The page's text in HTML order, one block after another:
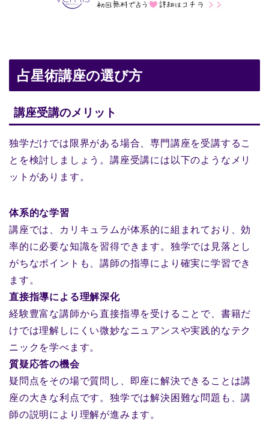
占星術講座の選び方
講座受講のメリット
独学だけでは限界がある場合、専門講座を受講するこ
とを検討しましょう。講座受講には以下のようなメリ
ットがあります。
体系的な学習
講座では、カリキュラムが体系的に組まれており、効
率的に必要な知識を習得できます。独学では見落とし
がちなポイントも、講師の指導により確実に学習でき
ます。
直接指導による理解深化
経験豊富な講師から直接指導を受けることで、書籍だ
けでは理解しにくい微妙なニュアンスや実践的なテク
ニックを学べます。
質疑応答の機会
疑問点をその場で質問し、即座に解決できることは講
座の大きな利点です。独学では解決困難な問題も、講
師の説明により理解が進みます。